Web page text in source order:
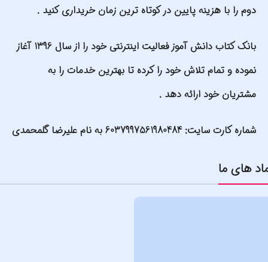
دوم را با هزینه پایین در کوتاه ترین زمان خریداری کنید .
بانک کتاب دانش آموز فعالیت اینترنتی خود را از سال 1396 آغاز
نموده و تمام تلاش خود را کرده تا بهترین خدمات را به
مشتریان خود ارائه دهد .
شماره کارت سایت: 6037997561980484 به نام علیرضا گلمحمدی
های ما